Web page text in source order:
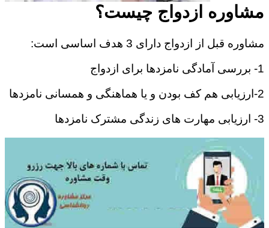
مشاوره ازدواج چیست؟
مشاوره قبل از ازدواج دارای 3 هدف اساسی است:
1- بررسی آمادگی نامزدها برای ازدواج
2-ارزیابی هم کف بودن و یا هماهنگی و همسانی نامزدها
3- ارزیابی مهارت های زندگی مشترک نامزدها